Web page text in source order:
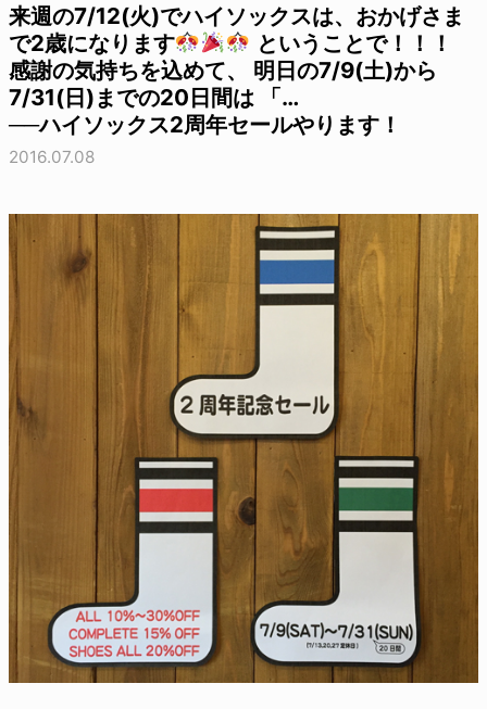
来週の7/12(火)でハイソックスは、おかげさま
で2歳になります
ということで！！！
感謝の気持ちを込めて、 明日の7/9(土)から
7/31(日)までの20日間は 「…
──ハイソックス2周年セールやります！
2016.07.08